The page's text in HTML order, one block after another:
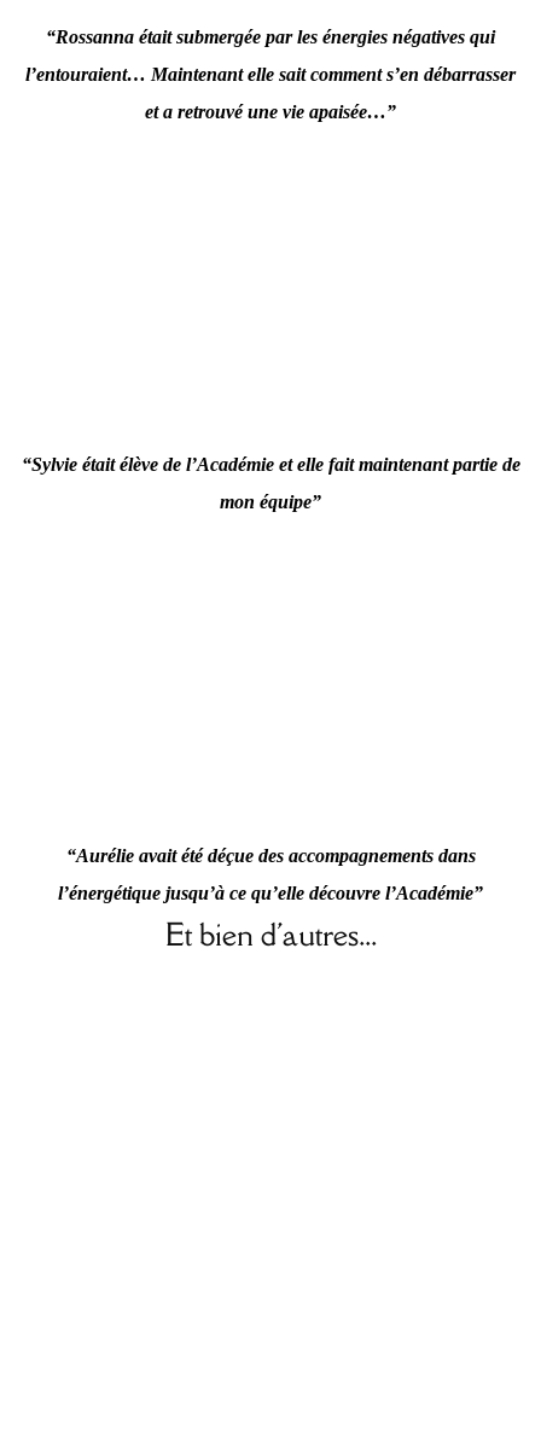
“Rossanna était submergée par les énergies négatives qui
l’entouraient… Maintenant elle sait comment s’en débarrasser
et a retrouvé une vie apaisée…”
“Sylvie était élève de l’Académie et elle fait maintenant partie de
mon équipe”
“Aurélie avait été déçue des accompagnements dans
l’énergétique jusqu’à ce qu’elle découvre l’Académie”
Et bien d'autres...